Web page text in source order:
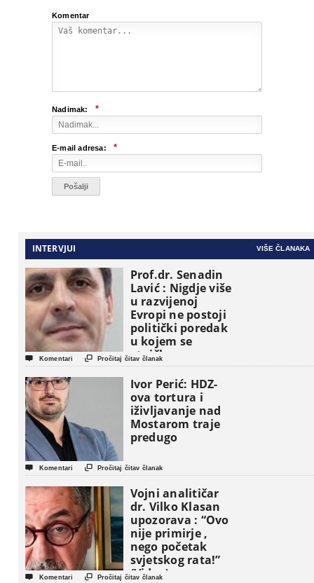
Komentar
Nadimak: *
E-mail adresa: *
INTERVJUI VIŠE ČLANAKA
Prof.dr. Senadin
Lavić : Nigdje više
u razvijenoj
Evropi ne postoji
politički poredak
u kojem se
etničke grupe
pojavljuju kao
osnovne
političke jedinice
 Komentari  Pročitaj čitav članak
Ivor Perić: HDZ-
ova tortura i
iživljavanje nad
Mostarom traje
predugo
 Komentari  Pročitaj čitav članak
Vojni analitičar
dr. Vilko Klasan
upozorava : “Ovo
nije primirje ,
nego početak
svjetskog rata!”
(Video)
 Komentari  Pročitaj čitav članak